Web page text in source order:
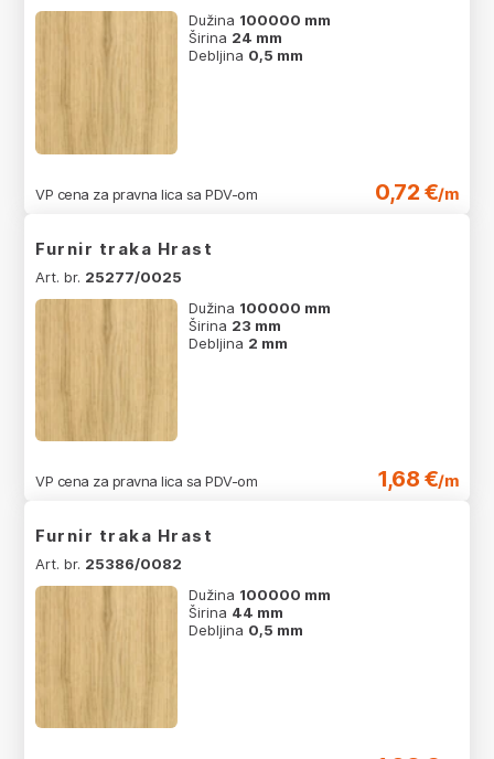
Dužina 100000 mm
Širina 24 mm
Debljina 0,5 mm
VP cena za pravna lica sa PDV-om 0,72 €/m
Furnir traka Hrast
Art. br. 25277/0025
Dužina 100000 mm
Širina 23 mm
Debljina 2 mm
VP cena za pravna lica sa PDV-om 1,68 €/m
Furnir traka Hrast
Art. br. 25386/0082
Dužina 100000 mm
Širina 44 mm
Debljina 0,5 mm